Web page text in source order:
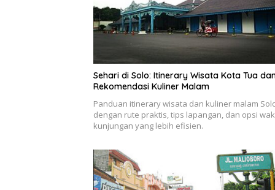
Sehari di Solo: Itinerary Wisata Kota Tua
Rekomendasi Kuliner Malam
Panduan itinerary wisata dan kuliner malam
dengan rute praktis, tips lapangan, dan opsi
kunjungan yang lebih efisien.